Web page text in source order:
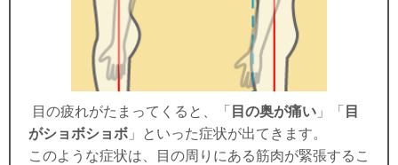
目の疲れがたまってくると、「 目の奥が痛い 」「 目
がショボショボ 」といった症状が出てきます。
このような症状は、目の周りにある筋肉が緊張するこ